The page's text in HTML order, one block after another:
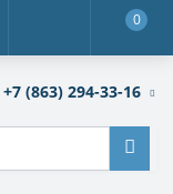
0
+7 (863) 294-33-16